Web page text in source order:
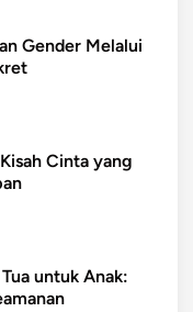
Gender Melalui
Cinta yang
untuk Anak: